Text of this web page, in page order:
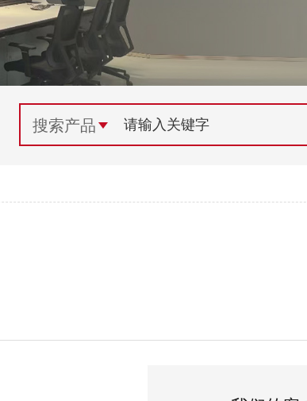
视频中心
电气百科
常见问题
技术支持
荣誉资质
组织机构
联系欣灵